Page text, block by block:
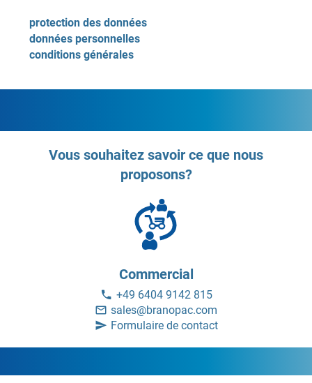
protection des données
données personnelles
conditions générales
Vous souhaitez savoir ce que nous
proposons?
Commercial
+49 6404 9142 815
sales@branopac.com
Formulaire de contact